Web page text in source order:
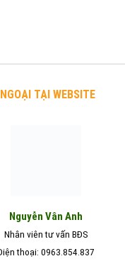
TẠI WEBSITE
Nguyễn Vân Anh
Nhân viên tư vấn BĐS
thoại: 0963.854.837